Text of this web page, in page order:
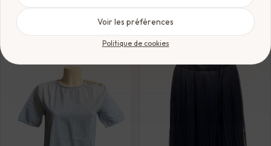
Voir les préférences
Politique de cookies
Ajouter au panier Ajouter au panier